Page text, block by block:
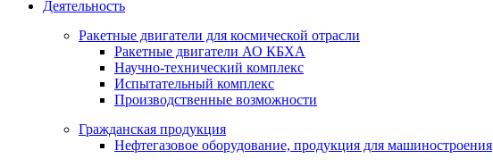
Деятельность
Ракетные двигатели для космической отрасли
Ракетные двигатели АО КБХА
Научно-технический комплекс
Испытательный комплекс
Производственные возможности
Гражданская продукция
Нефтегазовое оборудование, продукция для машиностроения